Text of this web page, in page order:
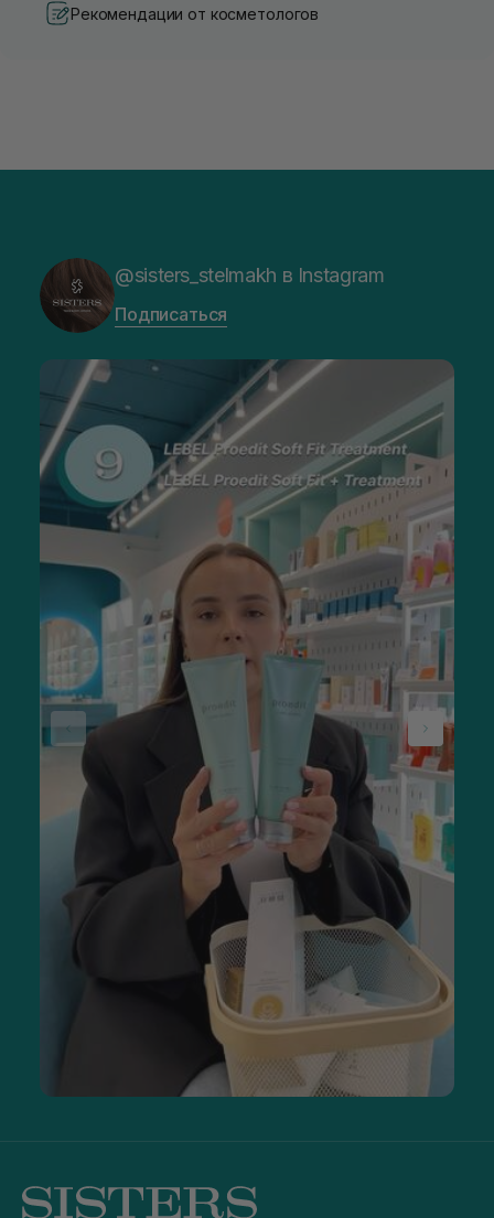
Рекомендации от косметологов
@sisters_stelmakh в Instagram
Подписаться